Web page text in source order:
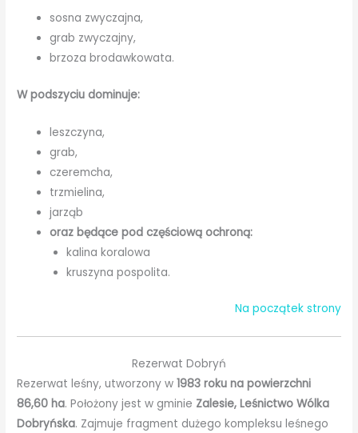
sosna zwyczajna,
grab zwyczajny,
brzoza brodawkowata.
W podszyciu dominuje:
leszczyna,
grab,
czeremcha,
trzmielina,
jarząb
oraz będące pod częściową ochroną:
kalina koralowa
kruszyna pospolita.
Na początek strony
Rezerwat Dobryń
Rezerwat leśny, utworzony w1983 roku na powierzchni
86,60 ha. Położony jest w gminie Zalesie, Leśnictwo Wólka
Dobryńska. Zajmuje fragment dużego kompleksu leśnego